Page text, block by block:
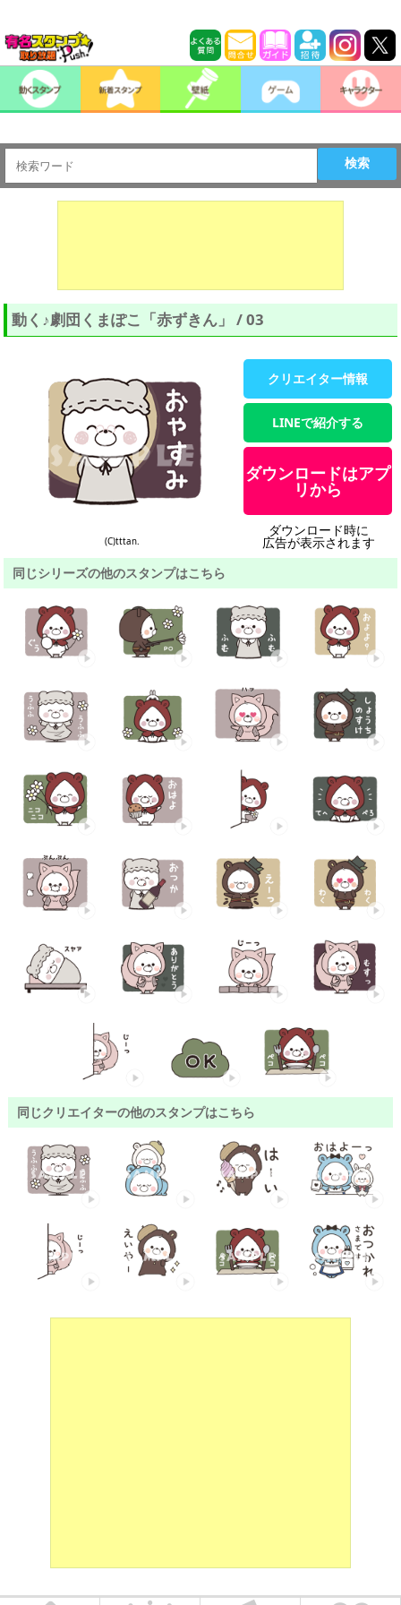
検索
動く♪劇団くまぽこ「赤ずきん」 / 03
(C)tttan.
クリエイター情報
LINEで紹介する
ダウンロードはアプ
リから
ダウンロード時に
広告が表示されます
同じシリーズの他のスタンプはこちら
同じクリエイターの他のスタンプはこちら